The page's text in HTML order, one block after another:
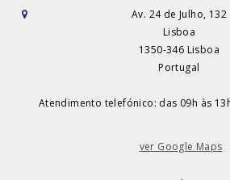
Av. 24 de Julho, 132
Lisboa
1350-346 Lisboa
Portugal
Atendimento telefónico: das 09h às
ver Google Maps